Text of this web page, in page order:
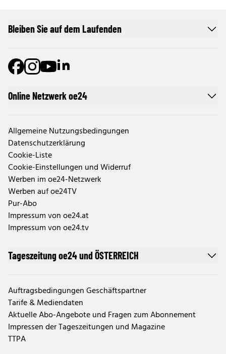
Online Netzwerk oe24
Allgemeine Nutzungsbedingungen
Datenschutzerklärung
Cookie-Liste
Cookie-Einstellungen und Widerruf
Werben im oe24-Netzwerk
Werben auf oe24TV
Pur-Abo
Impressum von oe24.at
Impressum von oe24.tv
Tageszeitung oe24 und ÖSTERREICH
Auftragsbedingungen Geschäftspartner
Tarife & Mediendaten
Aktuelle Abo-Angebote und Fragen zum Abonnement
Impressen der Tageszeitungen und Magazine
TTPA
Bleiben Sie auf dem Laufenden